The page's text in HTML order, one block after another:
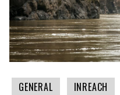
GENERAL INREACH